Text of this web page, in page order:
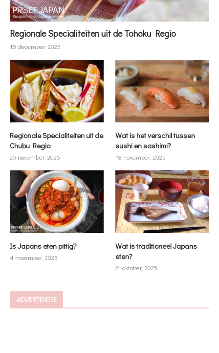
Regionale Specialiteiten uit de Tohoku Regio
18 december, 2025
Regionale Specialiteiten uit de
Chubu Regio
20 november, 2025
Wat is het verschil tussen
sushi en sashimi?
18 november, 2025
Is Japans eten pittig?
4 november, 2025
Wat is traditioneel Japans
eten?
21 oktober, 2025
ADVERTENTIE